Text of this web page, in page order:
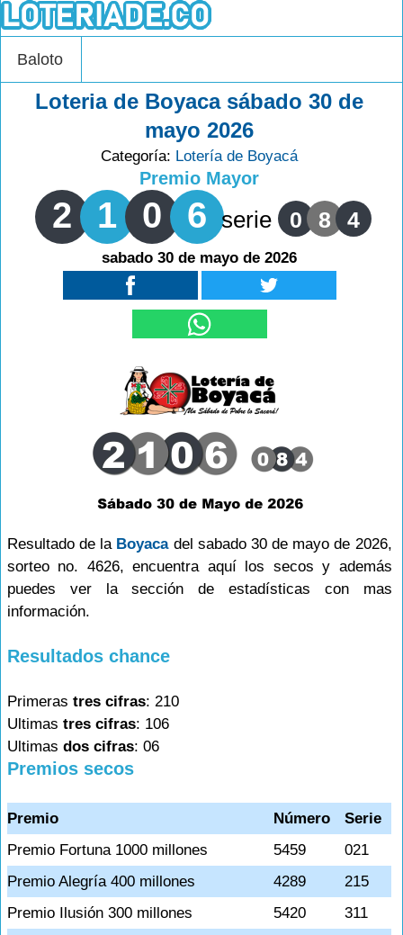
Baloto
Loteria de Boyaca sábado 30 de
mayo 2026
Categoría: Lotería de Boyacá
Premio Mayor
2 1 0 6 serie 0 8 4
sabado 30 de mayo de 2026
Resultado de la Boyacadel sabado 30 de mayo de 2026,
sorteo no. 4626, encuentra aquí los secos y además
puedes ver la sección de estadísticas con mas
información.
Resultados chance
Primeras tres cifras: 210
Ultimas tres cifras: 106
Ultimas dos cifras: 06
Premios secos
Premio Número
Serie
Premio Fortuna 1000 millones
5459
021
Premio Alegría 400 millones
4289
215
Premio Ilusión 300 millones
5420
311